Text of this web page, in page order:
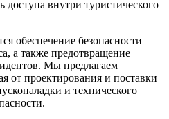
внутри туристического
обеспечение безопасности
а также предотвращение
Мы предлагаем
от проектирования и поставки
и технического